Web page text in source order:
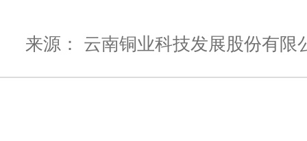
来源： 云南铜业科技发展股份有限